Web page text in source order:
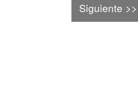
Siguiente >>